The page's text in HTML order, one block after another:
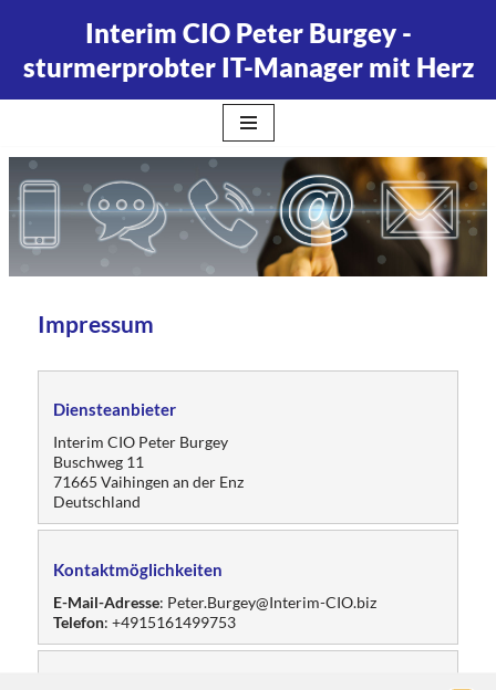
Zum
Inhalt
springen
Interim CIO Peter Burgey -
sturmerprobter IT-Manager mit Herz
Impressum
Diensteanbieter
Interim CIO Peter Burgey
Buschweg 11
71665 Vaihingen an der Enz
Deutschland
Kontaktmöglichkeiten
E-Mail-Adresse: Peter.Burgey@Interim-CIO.biz
Telefon: +4915161499753